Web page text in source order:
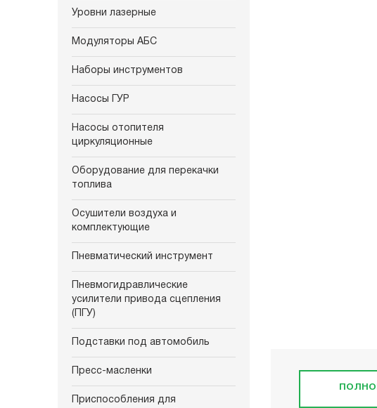
Уровни лазерные
Модуляторы АБС
Наборы инструментов
Насосы ГУР
Насосы отопителя
циркуляционные
Оборудование для перекачки
топлива
Осушители воздуха и
комплектующие
Пневматический инструмент
Пневмогидравлические
усилители привода сцепления
(ПГУ)
Подставки под автомобиль
Пресс-масленки
Приспособления для